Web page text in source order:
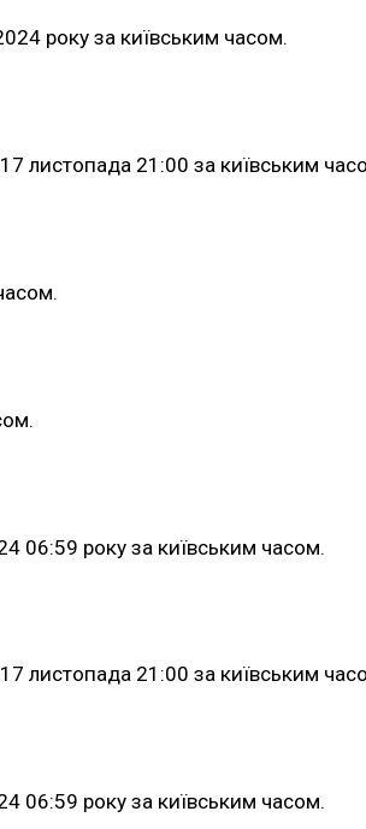
року за київським часом.
листопада 21:00 за київським
06:59 року за київським часом.
листопада 21:00 за київським
06:59 року за київським часом.